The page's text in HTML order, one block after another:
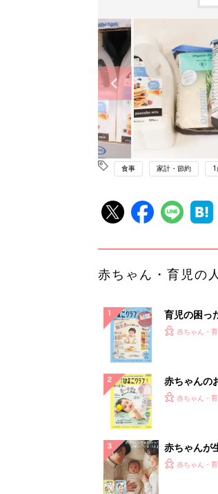
食事 家計・節約
赤ちゃん・育児の
育児の困っ
『ひよこク
赤ちゃん・
赤ちゃんの
てのひよこ
赤ちゃん・
赤ちゃんが
ひよ」
赤ちゃん・